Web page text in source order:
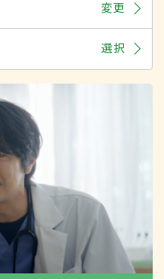
変更
選択